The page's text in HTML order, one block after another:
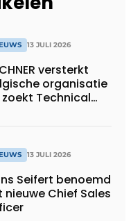
13 JULI 2026
versterkt
organisatie
zoekt Technical
13 JULI 2026
Seifert benoemd
nieuwe Chief Sales